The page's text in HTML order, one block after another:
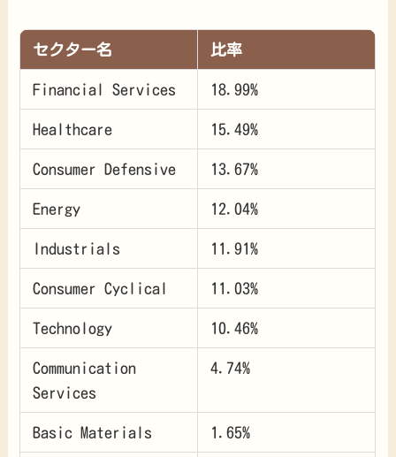
セクター名 比率
Financial Services 18.99%
Healthcare 15.49%
Consumer Defensive 13.67%
Energy 12.04%
Industrials 11.91%
Consumer Cyclical 11.03%
Technology 10.46%
Communication
Services
4.74%
Basic Materials 1.65%